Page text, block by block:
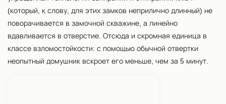
(который, к слову, для этих замков неприлично длинный) не
поворачивается в замочной скважине, а линейно
вдавливается в отверстие. Отсюда и скромная единица в
классе взломостойкости: с помощью обычной отвертки
неопытный домушник вскроет его меньше, чем за 5 минут.